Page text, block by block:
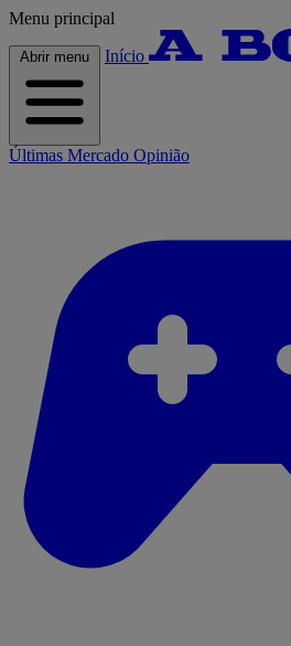
Menu principal
Abrir menu Início
Últimas Mercado Opinião